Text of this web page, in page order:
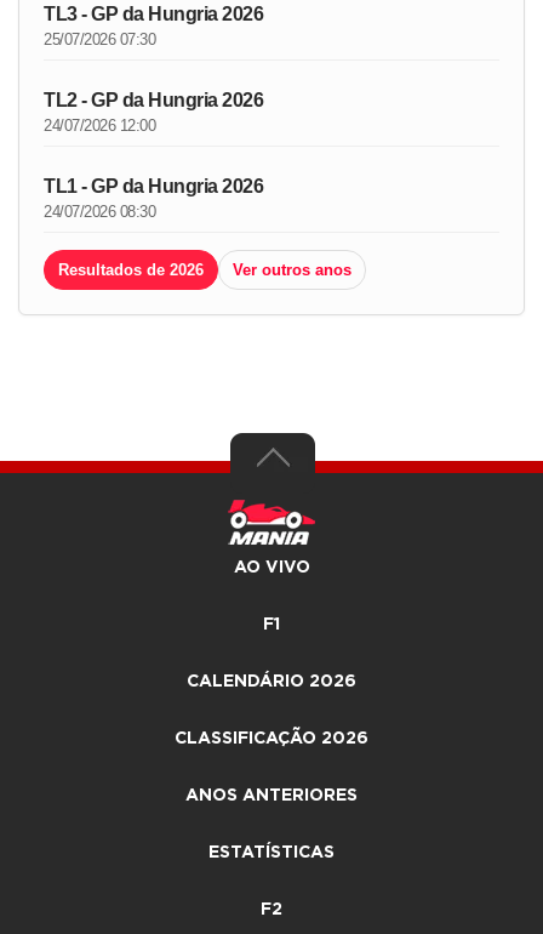
TL3 - GP da Hungria 2026
25/07/2026 07:30
TL2 - GP da Hungria 2026
24/07/2026 12:00
TL1 - GP da Hungria 2026
24/07/2026 08:30
Resultados de 2026 Ver outros anos
AO VIVO
F1
CALENDÁRIO 2026
CLASSIFICAÇÃO 2026
ANOS ANTERIORES
ESTATÍSTICAS
F2